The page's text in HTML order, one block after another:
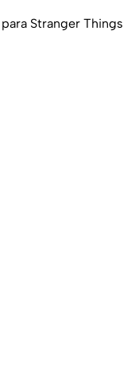
Stranger Things